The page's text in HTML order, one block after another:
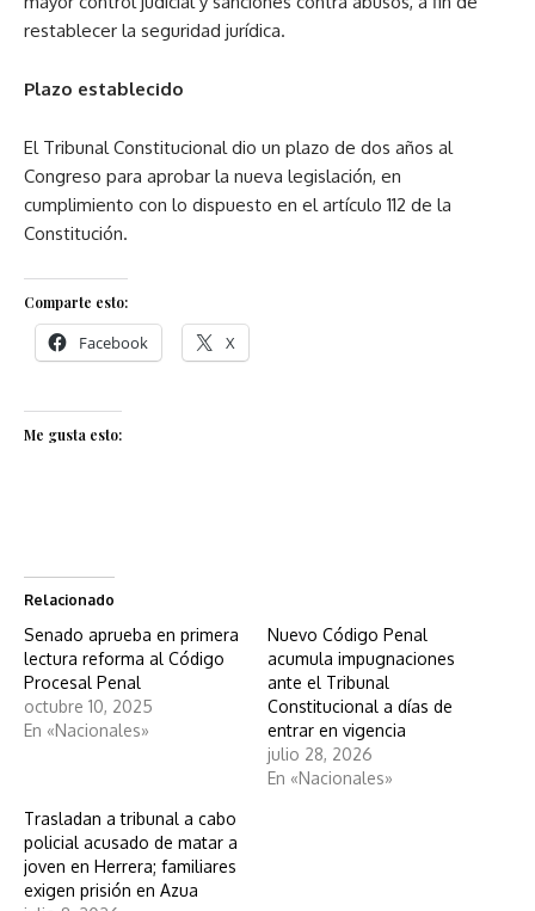
restablecer la seguridad jurídica.
Plazo establecido
El Tribunal Constitucional dio un plazo de dos años al
Congreso para aprobar la nueva legislación, en
cumplimiento con lo dispuesto en el artículo 112 de la
Constitución.
Comparte esto:
Facebook X
Me gusta esto:
Relacionado
Senado aprueba en primera
lectura reforma al Código
Procesal Penal
octubre 10, 2025
En «Nacionales»
Nuevo Código Penal
acumula impugnaciones
ante el Tribunal
Constitucional a días de
entrar en vigencia
julio 28, 2026
En «Nacionales»
Trasladan a tribunal a cabo
policial acusado de matar a
joven en Herrera; familiares
exigen prisión en Azua